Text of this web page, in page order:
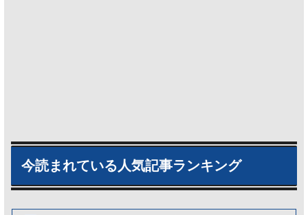
今読まれている人気記事ランキング